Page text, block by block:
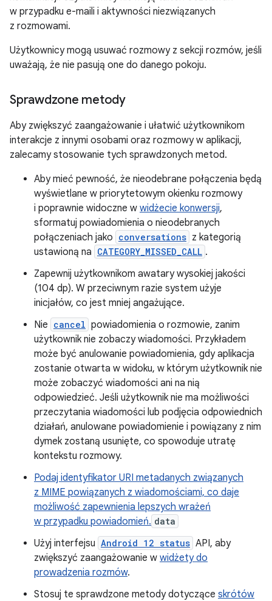
w przypadku e-maili i aktywności niezwiązanych
z rozmowami.
Użytkownicy mogą usuwać rozmowy z sekcji rozmów, jeśli
uważają, że nie pasują one do danego pokoju.
Sprawdzone metody
Aby zwiększyć zaangażowanie i ułatwić użytkownikom
interakcje z innymi osobami oraz rozmowy w aplikacji,
zalecamy stosowanie tych sprawdzonych metod.
Aby mieć pewność, że nieodebrane połączenia będą
wyświetlane w priorytetowym okienku rozmowy
i poprawnie widoczne w widżecie konwersji,
sformatuj powiadomienia o nieodebranych
połączeniach jako conversations z kategorią
ustawioną na CATEGORY_MISSED_CALL .
Zapewnij użytkownikom awatary wysokiej jakości
(104 dp). W przeciwnym razie system użyje
inicjałów, co jest mniej angażujące.
Nie cancel powiadomienia o rozmowie, zanim
użytkownik nie zobaczy wiadomości. Przykładem
może być anulowanie powiadomienia, gdy aplikacja
zostanie otwarta w widoku, w którym użytkownik nie
może zobaczyć wiadomości ani na nią
odpowiedzieć. Jeśli użytkownik nie ma możliwości
przeczytania wiadomości lub podjęcia odpowiednich
działań, anulowane powiadomienie i powiązany z nim
dymek zostaną usunięte, co spowoduje utratę
kontekstu rozmowy.
Podaj identyfikator URI metadanych związanych
z MIME powiązanych z wiadomościami, co daje
możliwość zapewnienia lepszych wrażeń
w przypadku powiadomień. data
Użyj interfejsu Android 12 status API, aby
zwiększyć zaangażowanie w widżety do
prowadzenia rozmów.
Stosuj te sprawdzone metody dotyczące skrótów